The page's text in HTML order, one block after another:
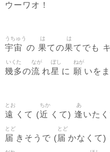
ウーワオ！
宇宙
うちゅう
の 果
は
ての果
は
てでも
幾多
いくた
の流
なが
れ星
ぼし
に 願
ねが
いを
遠
とお
くて (近
ちか
くて) 逢
あ
いた
届
とど
きそうで (届
とど
かなくて)